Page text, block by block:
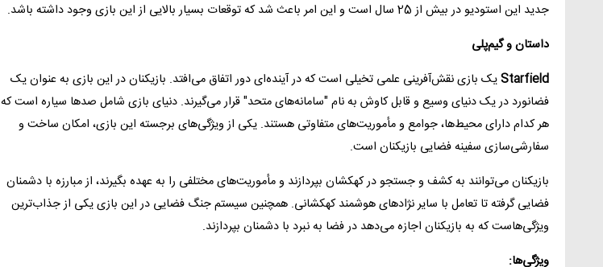
جدید این استودیو در بیش از 25 سال است و این امر باعث شد که توقعات بسیار بالایی از این بازی وجود داشته باشد.
داستان و گیم‌پلی
Starfieldیک بازی نقش‌آفرینی علمی تخیلی است که در آینده‌ای دور اتفاق می‌افتد. بازیکنان در این بازی به عنوان یک
فضانورد در یک دنیای وسیع و قابل کاوش به نام "سامانه‌های متحد" قرار می‌گیرند. دنیای بازی شامل صدها سیاره است که
هر کدام دارای محیط‌ها، جوامع و مأموریت‌های متفاوتی هستند. یکی از ویژگی‌های برجسته این بازی، امکان ساخت و
سفارشی‌سازی سفینه فضایی بازیکنان است.
بازیکنان می‌توانند به کشف و جستجو در کهکشان بپردازند و مأموریت‌های مختلفی را به عهده بگیرند، از مبارزه با دشمنان
فضایی گرفته تا تعامل با سایر نژادهای هوشمند کهکشانی. همچنین سیستم جنگ فضایی در این بازی یکی از جذاب‌ترین
ویژگی‌هاست که به بازیکنان اجازه می‌دهد در فضا به نبرد با دشمنان بپردازند.
ویژگی‌ها: